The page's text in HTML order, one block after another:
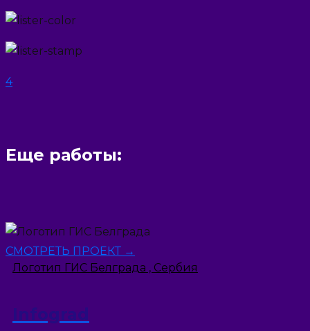
4
Еще работы:
СМОТРЕТЬ ПРОЕКТ →
Логотип ГИС Белграда , Сербия
Infograd